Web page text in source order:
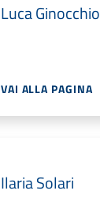
Luca Ginocchio
VAI ALLA PAGINA
Ilaria Solari